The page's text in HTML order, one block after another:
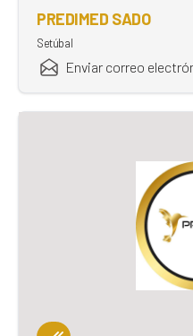
PREDIMED SADO
Setúbal
Enviar correo